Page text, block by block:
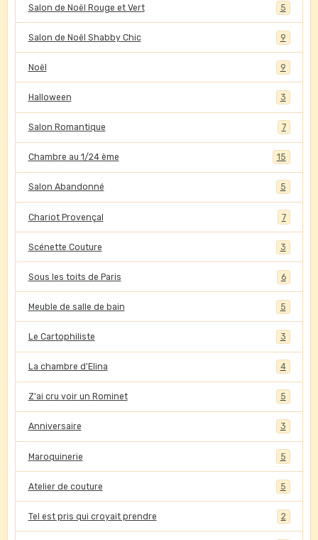
Salon de Noël Rouge et Vert 5
Salon de Noël Shabby Chic 9
Noël 9
Halloween 3
Salon Romantique 7
Chambre au 1/24 ème 15
Salon Abandonné 5
Chariot Provençal 7
Scénette Couture 3
Sous les toits de Paris 6
Meuble de salle de bain 5
Le Cartophiliste 3
La chambre d'Elina 4
Z'ai cru voir un Rominet 5
Anniversaire 3
Maroquinerie 5
Atelier de couture 5
Tel est pris qui croyait prendre 2